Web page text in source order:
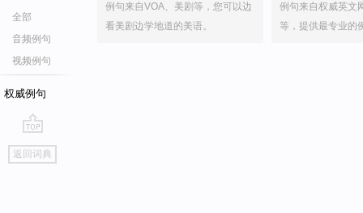
全部
音频例句
视频例句
权威例句
go
top
返回词典
例句来自VOA、美剧等，您可以边
看美剧边学地道的美语。
例句来自权威英文
等，提供最专业的